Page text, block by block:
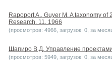
Rapoport A., Guyer M. A taxonomy
Research. 11. 1966
(просмотров: 4966, загрузок: 0, за
Шапиро В.Д. Управление
(просмотров: 5949, загрузок: 0, за